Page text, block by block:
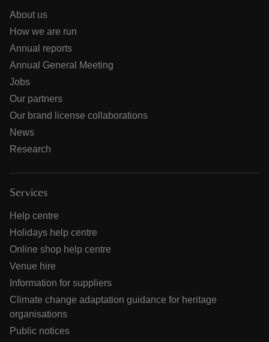
About us
How we are run
Annual reports
Annual General Meeting
Jobs
Our partners
Our brand license collaborations
News
Research
Services
Help centre
Holidays help centre
Online shop help centre
Venue hire
Information for suppliers
Climate change adaptation guidance for heritage
organisations
Public notices